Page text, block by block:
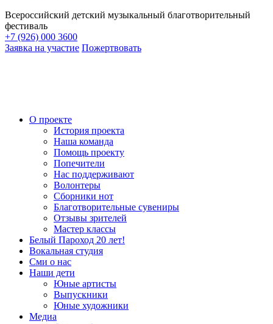
Всероссийский детский музыкальный благотворительный
фестиваль
+7 (926) 000 3600
Заявка на участие Пожертвовать
О проекте
История проекта
Наша команда
Помощь проекту
Попечители
Нас поддерживают
Волонтеры
Сборники нот
Благотворительные сувениры
Отзывы зрителей
Мастер классы
Белый Пароход 20 лет!
Вокальная студия
Сми о нас
Наши дети
Юные артисты
Выпускники
Юные художники
Медиа